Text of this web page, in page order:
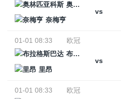
奥林匹亚科斯
vs
奈梅亨
01-01 08:33
欧冠
布拉格斯巴达
vs
里昂
01-01 08:33
欧冠